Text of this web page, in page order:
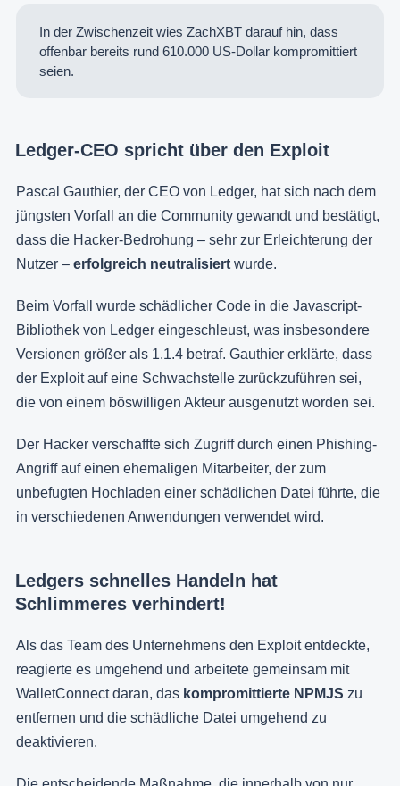
In der Zwischenzeit wies ZachXBT darauf hin, dass
offenbar bereits rund 610.000 US-Dollar kompromittiert
seien.
Ledger-CEO spricht über den Exploit
Pascal Gauthier, der CEO von Ledger, hat sich nach dem
jüngsten Vorfall an die Community gewandt und bestätigt,
dass die Hacker-Bedrohung – sehr zur Erleichterung der
Nutzer – erfolgreich neutralisiert wurde.
Beim Vorfall wurde schädlicher Code in die Javascript-
Bibliothek von Ledger eingeschleust, was insbesondere
Versionen größer als 1.1.4 betraf. Gauthier erklärte, dass
der Exploit auf eine Schwachstelle zurückzuführen sei,
die von einem böswilligen Akteur ausgenutzt worden sei.
Der Hacker verschaffte sich Zugriff durch einen Phishing-
Angriff auf einen ehemaligen Mitarbeiter, der zum
unbefugten Hochladen einer schädlichen Datei führte, die
in verschiedenen Anwendungen verwendet wird.
Ledgers schnelles Handeln hat
Schlimmeres verhindert!
Als das Team des Unternehmens den Exploit entdeckte,
reagierte es umgehend und arbeitete gemeinsam mit
WalletConnect daran, das kompromittierte NPMJS zu
entfernen und die schädliche Datei umgehend zu
deaktivieren.